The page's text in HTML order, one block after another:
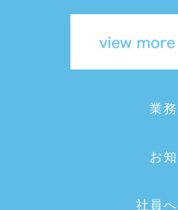
業
お
社員